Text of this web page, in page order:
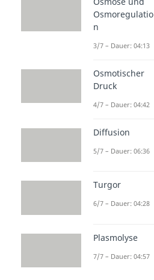
Osmoregulatio
n
3/7 – Dauer: 04:13
Osmotischer
Druck
4/7 – Dauer: 04:42
Diffusion
5/7 – Dauer: 06:36
Turgor
6/7 – Dauer: 04:28
Plasmolyse
7/7 – Dauer: 04:57